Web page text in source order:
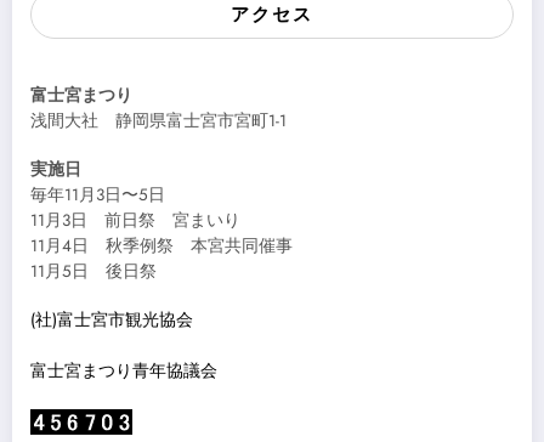
アクセス
富士宮まつり
浅間大社 静岡県富士宮市宮町1-1
実施日
毎年11月3日〜5日
11月3日 前日祭 宮まいり
11月4日 秋季例祭 本宮共同催事
11月5日 後日祭
(社)富士宮市観光協会
富士宮まつり青年協議会